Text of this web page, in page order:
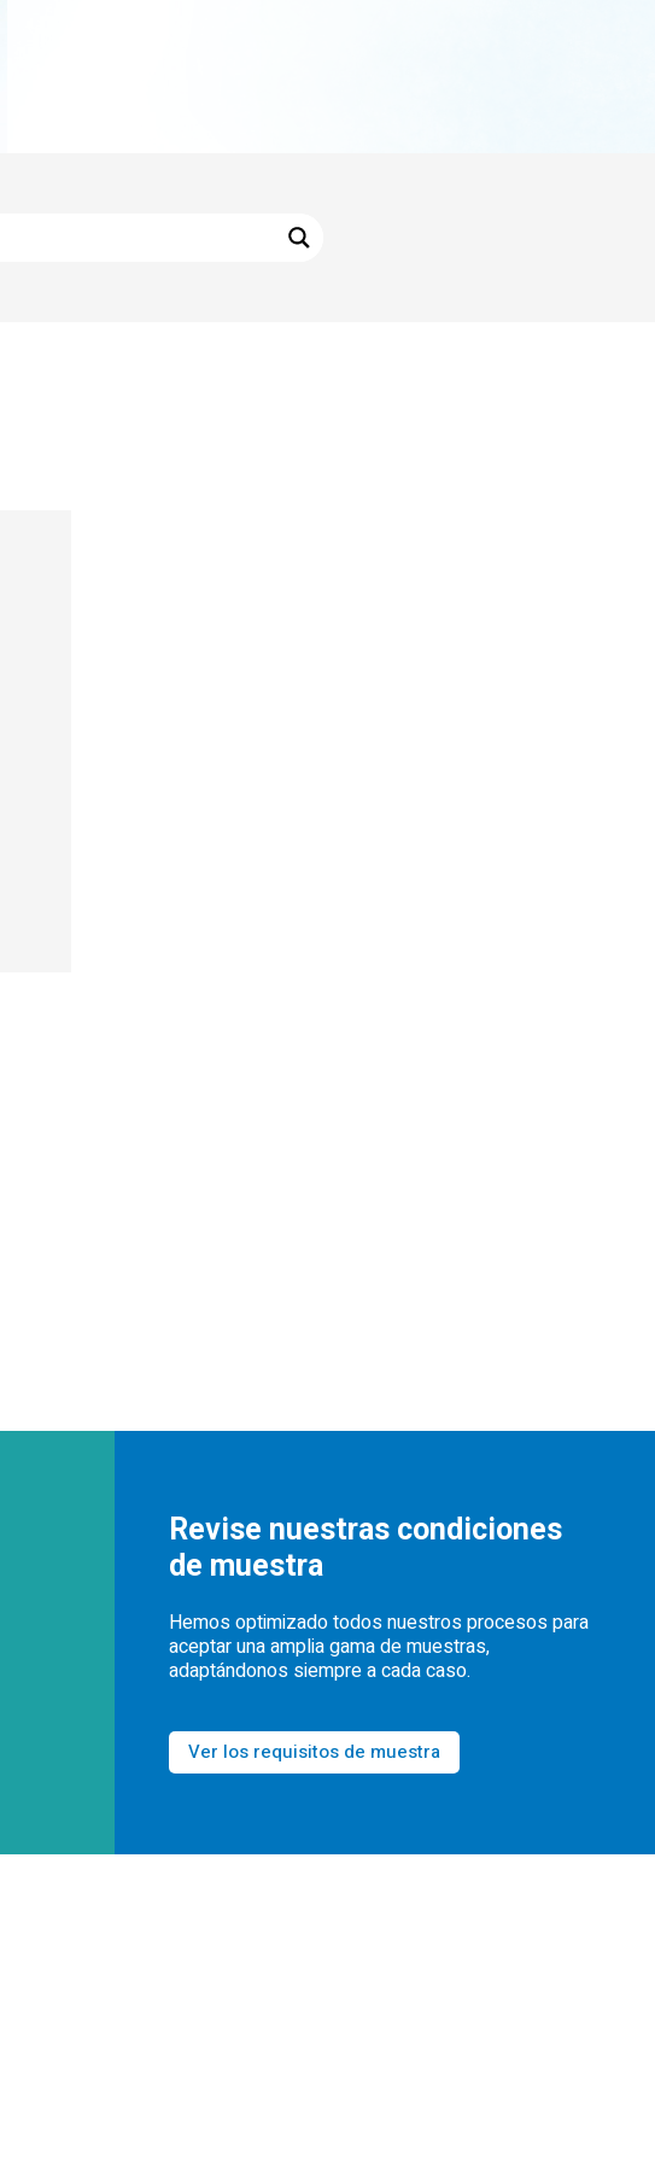
Revise nuestras condiciones
de muestra
Hemos optimizado todos nuestros procesos para
aceptar una amplia gama de muestras,
adaptándonos siempre a cada caso.
Ver los requisitos de muestra